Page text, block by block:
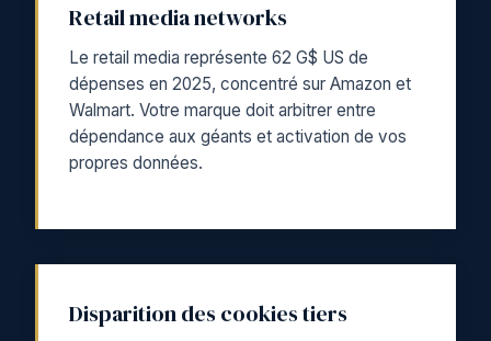
Retail media networks
Le retail media représente 62 G$ US de
dépenses en 2025, concentré sur Amazon et
Walmart. Votre marque doit arbitrer entre
dépendance aux géants et activation de vos
propres données.
Disparition des cookies tiers